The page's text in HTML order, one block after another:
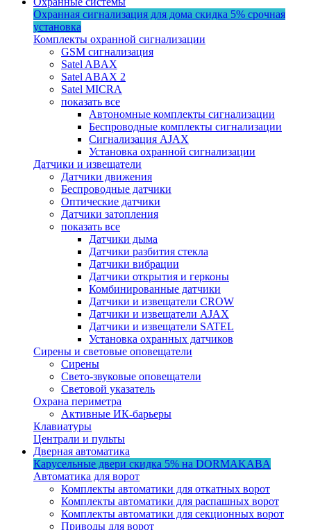
Охранная сигнализация для дома скидка 5% срочная
установка
Комплекты охранной сигнализации
GSM сигнализация
Satel ABAX
Satel ABAX 2
Satel MICRA
показать все
Автономные комплекты сигнализации
Беспроводные комплекты сигнализации
Сигнализация AJAX
Установка охранной сигнализации
Датчики и извещатели
Датчики движения
Беспроводные датчики
Оптические датчики
Датчики затопления
показать все
Датчики дыма
Датчики разбития стекла
Датчики вибрации
Датчики открытия и герконы
Комбинированные датчики
Датчики и извещатели CROW
Датчики и извещатели AJAX
Датчики и извещатели SATEL
Установка охранных датчиков
Сирены и световые оповещатели
Сирены
Свето-звуковые оповещатели
Световой указатель
Охрана периметра
Активные ИК-барьеры
Клавиатуры
Централи и пульты
Дверная автоматика
Карусельные двери скидка 5% на DORMAKABA
Автоматика для ворот
Комплекты автоматики для откатных ворот
Комплекты автоматики для распашных ворот
Комплекты автоматики для секционных ворот
Приводы для ворот